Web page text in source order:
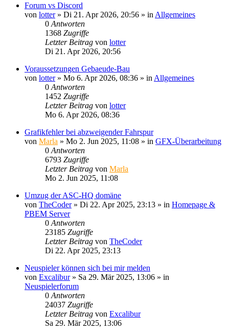
Forum vs Discord
von lotter» Di 21. Apr 2026, 20:56 » in Allgemeines
0 Antworten
1368 Zugriffe
Letzter Beitrag von lotter
Di 21. Apr 2026, 20:56
Voraussetzungen Gebaeude-Bau
von lotter» Mo 6. Apr 2026, 08:36 » in Allgemeines
0 Antworten
1452 Zugriffe
Letzter Beitrag von lotter
Mo 6. Apr 2026, 08:36
Grafikfehler bei abzweigender Fahrspur
von Marla » Mo 2. Jun 2025, 11:08 » in GFX-Überarbeitung
0 Antworten
6793 Zugriffe
Letzter Beitrag von Marla
Mo 2. Jun 2025, 11:08
Umzug der ASC-HQ domäne
von TheCoder» Di 22. Apr 2025, 23:13 » in Homepage &
PBEM Server
0 Antworten
23185 Zugriffe
Letzter Beitrag von TheCoder
Di 22. Apr 2025, 23:13
Neuspieler können sich bei mir melden
von Excalibur» Sa 29. Mär 2025, 13:06 » in
Neuspielerforum
0 Antworten
24037 Zugriffe
Letzter Beitrag von Excalibur
Sa 29. Mär 2025, 13:06